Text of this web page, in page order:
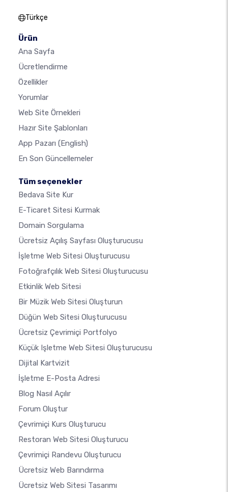
Türkçe
Ürün
Ana Sayfa
Ücretlendirme
Özellikler
Yorumlar
Web Site Örnekleri
Hazır Site Şablonları
App Pazarı (English)
En Son Güncellemeler
Tüm seçenekler
Bedava Site Kur
E-Ticaret Sitesi Kurmak
Domain Sorgulama
Ücretsiz Açılış Sayfası Oluşturucusu
İşletme Web Sitesi Oluşturucusu
Fotoğrafçılık Web Sitesi Oluşturucusu
Etkinlik Web Sitesi
Bir Müzik Web Sitesi Oluşturun
Düğün Web Sitesi Oluşturucusu
Ücretsiz Çevrimiçi Portfolyo
Küçük Işletme Web Sitesi Oluşturucusu
Dijital Kartvizit
İşletme E-Posta Adresi
Blog Nasıl Açılır
Forum Oluştur
Çevrimiçi Kurs Oluşturucu
Restoran Web Sitesi Oluşturucu
Çevrimiçi Randevu Oluşturucu
Ücretsiz Web Barındırma
Ücretsiz Web Sitesi Tasarımı